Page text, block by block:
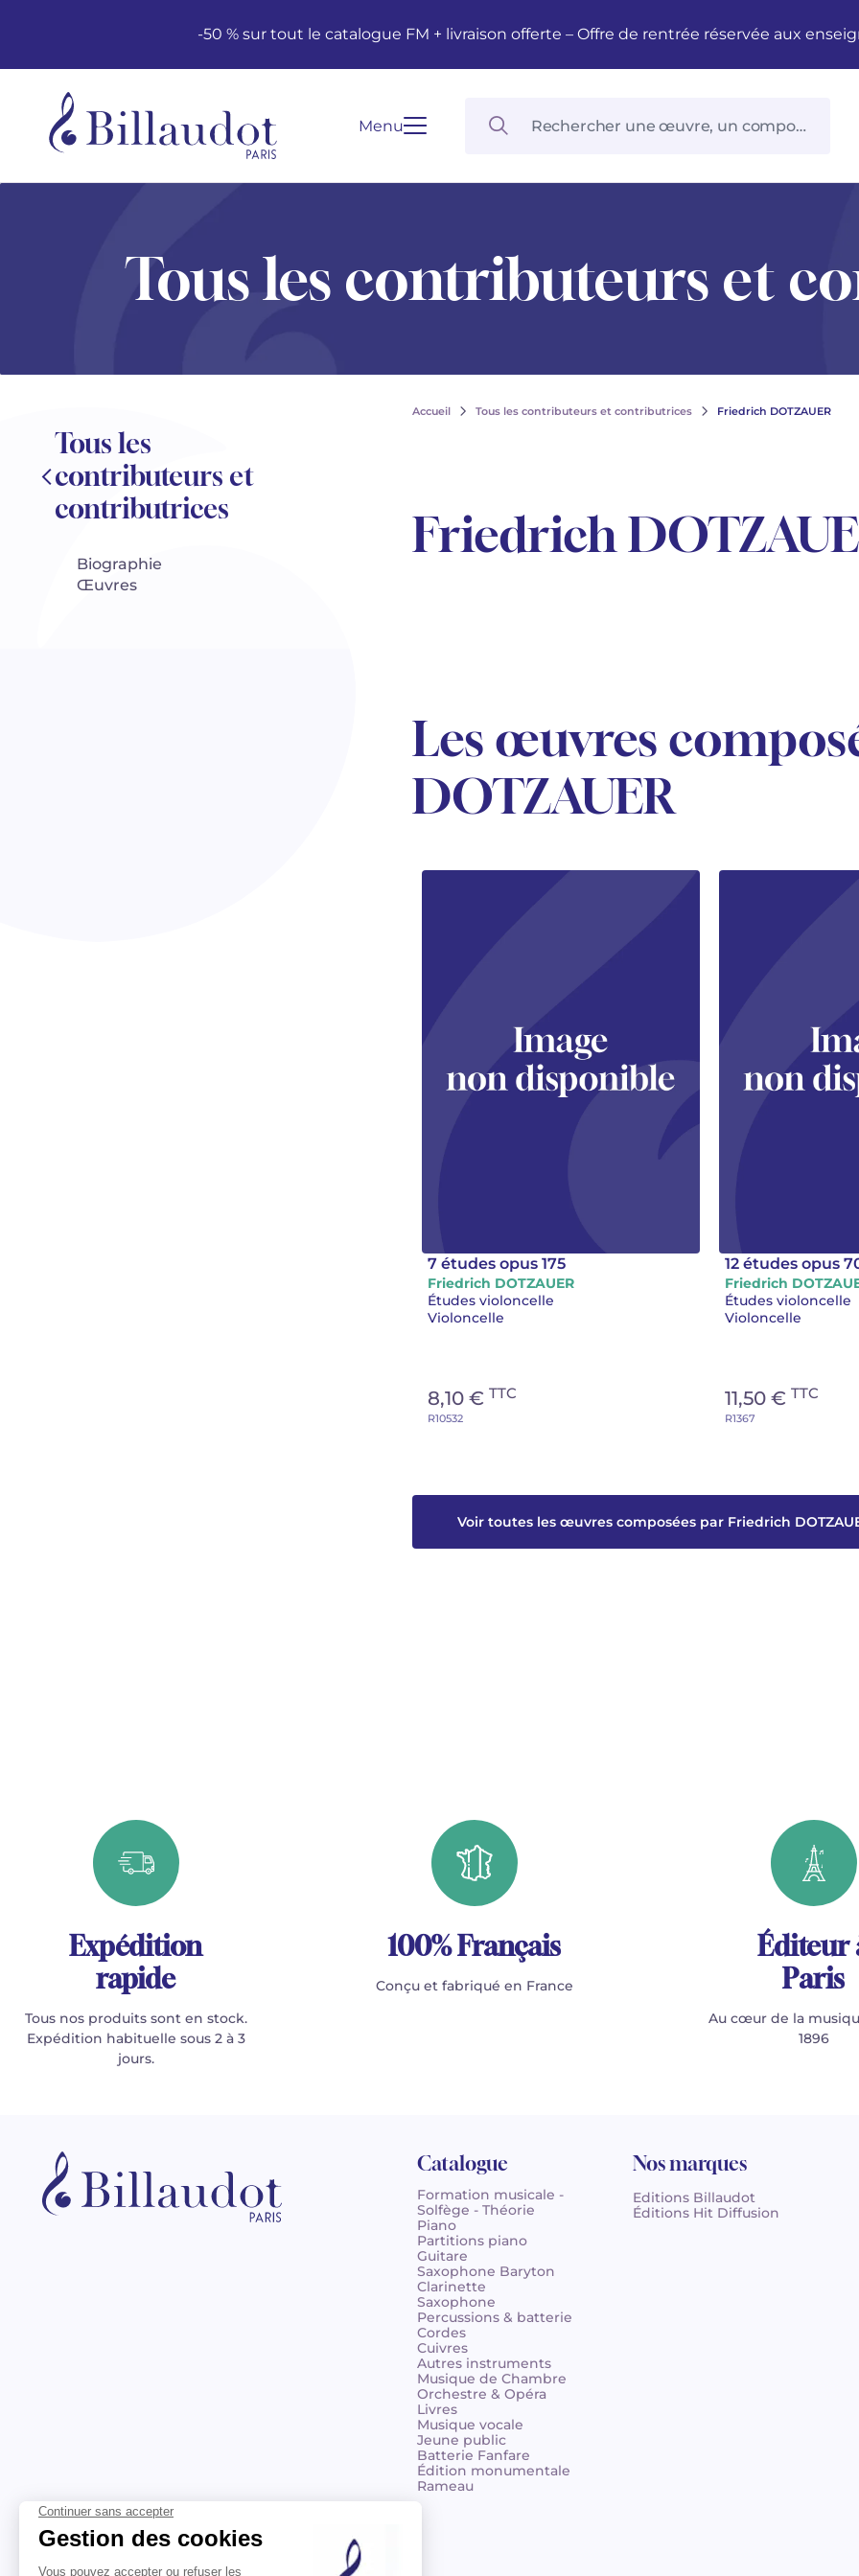
-50 % sur tout le catalogue FM + livraison offerte – Offre de rentrée réservée aux
Menu
Tous les contributeurs et
Tous les
contributeurs et
contributrices
Biographie
Œuvres
Accueil Tous les contributeurs et contributrices Friedrich DOTZAUER
Friedrich
Les œuvres
DOTZAUER
7 études opus 175
Friedrich DOTZAUER
Études violoncelle
Violoncelle
8,10 € TTC
R10532
12 études opus
Friedrich
Études violoncelle
Violoncelle
11,50 € TTC
R1367
Voir toutes les œuvres composées par Friedrich
Expédition
rapide
Tous nos produits sont en stock.
Expédition habituelle sous 2 à 3
jours.
100% Français
Conçu et fabriqué en France
Éditeur
Paris
Au cœur de la
1896
Catalogue
Formation musicale -
Solfège - Théorie
Piano
Partitions piano
Guitare
Saxophone Baryton
Clarinette
Saxophone
Percussions & batterie
Cordes
Cuivres
Autres instruments
Musique de Chambre
Orchestre & Opéra
Livres
Musique vocale
Jeune public
Batterie Fanfare
Édition monumentale
Rameau
Nos marques
Editions Billaudot
Éditions Hit Diffusion